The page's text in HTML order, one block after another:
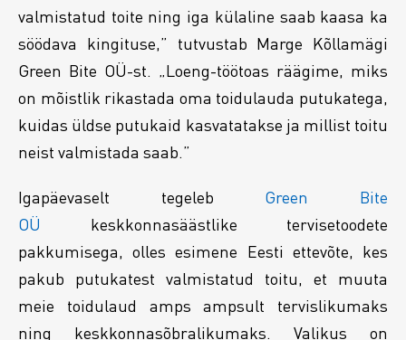
valmistatud toite ning iga külaline saab kaasa ka
söödava kingituse,” tutvustab Marge Kõllamägi
Green Bite OÜ-st. „Loeng-töötoas räägime, miks
on mõistlik rikastada oma toidulauda putukatega,
kuidas üldse putukaid kasvatatakse ja millist toitu
neist valmistada saab.”
Igapäevaselt tegeleb Green Bite
OÜ keskkonnasäästlike tervisetoodete
pakkumisega, olles esimene Eesti ettevõte, kes
pakub putukatest valmistatud toitu, et muuta
meie toidulaud amps ampsult tervislikumaks
ning keskkonnasõbralikumaks. Valikus on